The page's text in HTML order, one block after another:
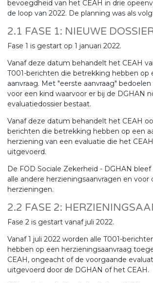
bevoegdheid van het CEAH in drie
de loop van 2022. De planning was als
2.1 FASE 1: NIEUWE
Fase 1 is gestart op 1 januari 2022.
Vanaf deze datum behandelt het CEAH
T001-berichten die betrekking hebben op
aanvraag. Met "eerste aanvraag"
voor een kind waarvoor er bij de DGHAN
evaluatiedossier bestaat.
Vanaf deze datum behandelt het CEAH
berichten die betrekking hebben op een
herziening van een evaluatie die het
uitgevoerd.
De FOD Sociale Zekerheid - DGHAN
alle andere herzieningsaanvragen en voor
herzieningen.
2.2 FASE 2:
Fase 2 is gestart vanaf juli 2022.
Vanaf 1 juli 2022 worden alle T001-
hebben op een herzieningsaanvraag
CEAH, ongeacht of de voorgaande
uitgevoerd door de DGHAN of het CEAH.